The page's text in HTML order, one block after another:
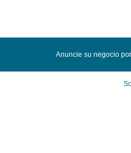
Anuncie su negocio